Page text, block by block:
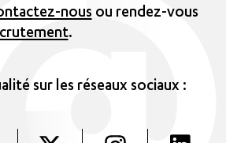
nousou rendez-vous
.
sur les réseaux sociaux :